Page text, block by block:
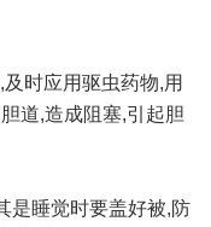
时应用驱虫药物,用
道,造成阻塞,引起胆
睡觉时要盖好被,防